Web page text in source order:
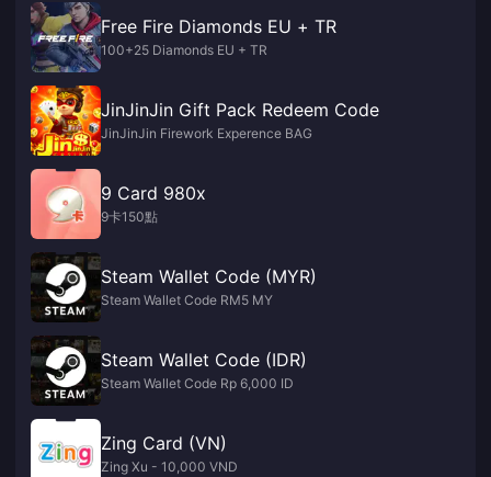
Free Fire Diamonds EU + TR
100+25 Diamonds EU + TR
JinJinJin Gift Pack Redeem Code
JinJinJin Firework Experence BAG
9 Card 980x
9卡150點
Steam Wallet Code (MYR)
Steam Wallet Code RM5 MY
Steam Wallet Code (IDR)
Steam Wallet Code Rp 6,000 ID
Zing Card (VN)
Zing Xu - 10,000 VND